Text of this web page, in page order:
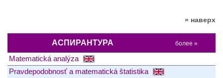
» наверх
АСПИРАНТУРА более »
Matematická analýza
Pravdepodobnosť a matematická štatistika